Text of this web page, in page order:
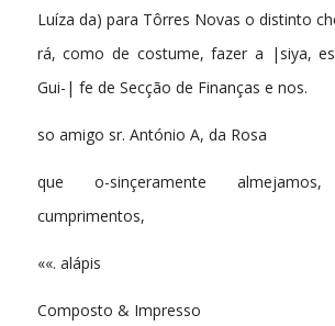
Luíza da) para Tôrres Novas o distinto
rá, como de costume, fazer a |siya,
Gui-| fe de Secção de Finanças e nos.
so amigo sr. António A, da Rosa
que o-sinçeramente
cumprimentos,
««. alápis
Composto & Impresso